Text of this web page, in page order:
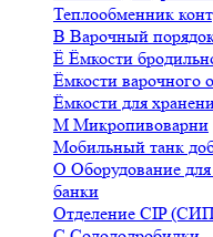
Теплообменник
В Варочный
Ё Ёмкости
Ёмкости варочного
Ёмкости для
М Микропивоварни
Мобильный танк
О Оборудование
банки
Отделение CIP